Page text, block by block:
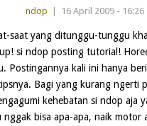
ndop 16 April 2009 - 16:26
saat yang ditunggu-tunggu
si ndop posting tutorial!
Postingannya kali ini hanya
Bagi yang kurang ngerti
kehebatan si ndop aja
bisa apa-apa, naik motor